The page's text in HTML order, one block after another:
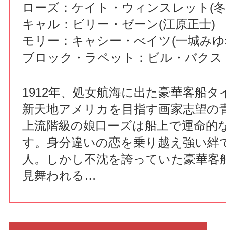
ローズ：ケイト・ウィンスレット(
キャル：ビリー・ゼーン(江原正士)
モリー：キャシー・べイツ(一城み
ブロック・ラペット：ビル・バクス
1912年、処女航海に出た豪華客船タ
新天地アメリカを目指す画家志望の
上流階級の娘口ーズは船上で運命的
す。身分違いの恋を乗り越え強い絆
人。しかし不沈を誇っていた豪華客
見舞われる…